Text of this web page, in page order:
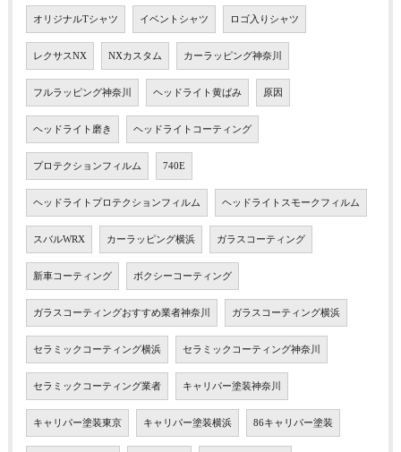
オリジナルTシャツ イベントシャツ ロゴ入りシャツ
レクサスNX NXカスタム カーラッピング神奈川
フルラッピング神奈川 ヘッドライト黄ばみ 原因
ヘッドライト磨き ヘッドライトコーティング
プロテクションフィルム 740E
ヘッドライトプロテクションフィルム ヘッドライトスモークフィルム
スバルWRX カーラッピング横浜 ガラスコーティング
新車コーティング ボクシーコーティング
ガラスコーティングおすすめ業者神奈川 ガラスコーティング横浜
セラミックコーティング横浜 セラミックコーティング神奈川
セラミックコーティング業者 キャリパー塗装神奈川
キャリパー塗装東京 キャリパー塗装横浜 86キャリパー塗装